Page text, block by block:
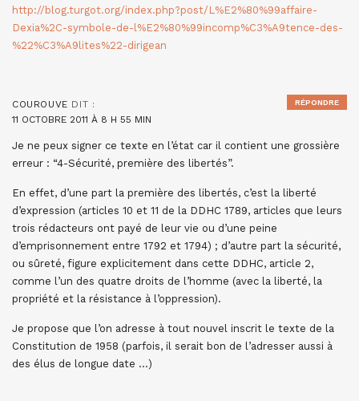
http://blog.turgot.org/index.php?post/L%E2%80%99affaire-
Dexia%2C-symbole-de-l%E2%80%99incomp%C3%A9tence-des-
%22%C3%A9lites%22-dirigean
COUROUVE DIT :
11 OCTOBRE 2011 À 8 H 55 MIN
Je ne peux signer ce texte en l’état car il contient une grossière
erreur : “4-Sécurité, première des libertés”.
En effet, d’une part la première des libertés, c’est la liberté
d’expression (articles 10 et 11 de la DDHC 1789, articles que leurs
trois rédacteurs ont payé de leur vie ou d’une peine
d’emprisonnement entre 1792 et 1794) ; d’autre part la sécurité,
ou sûreté, figure explicitement dans cette DDHC, article 2,
comme l’un des quatre droits de l’homme (avec la liberté, la
propriété et la résistance à l’oppression).
Je propose que l’on adresse à tout nouvel inscrit le texte de la
Constitution de 1958 (parfois, il serait bon de l’adresser aussi à
des élus de longue date …)
RÉPONDRE